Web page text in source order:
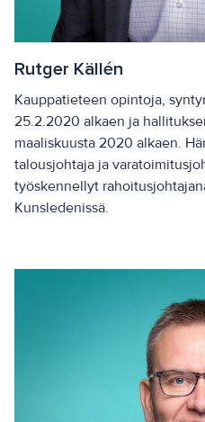
Rutger Källén
Kauppatieteen opintoja,
25.2.2020 alkaen ja
maaliskuusta 2020 alkaen.
talousjohtaja ja
työskennellyt
Kunsledenissä.